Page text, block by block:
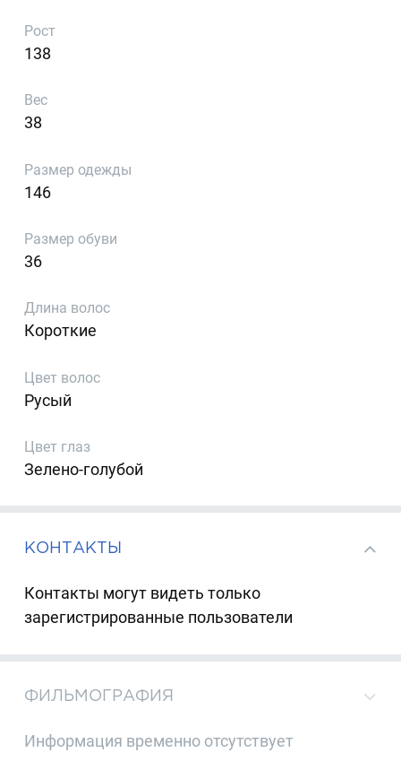
Рост
138
Вес
38
Размер одежды
146
Размер обуви
36
Длина волос
Короткие
Цвет волос
Русый
Цвет глаз
Зелено-голубой
КОНТАКТЫ
Контакты могут видеть только
зарегистрированные пользователи
ФИЛЬМОГРАФИЯ
Информация временно отсутствует